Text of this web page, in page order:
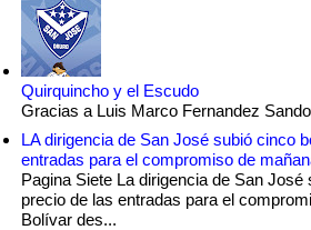
Quirquincho y el Escudo
Gracias a Luis Marco Fernandez
LA dirigencia de San José subió cinco
entradas para el compromiso de
Pagina Siete La dirigencia de San
precio de las entradas para el
Bolívar des...